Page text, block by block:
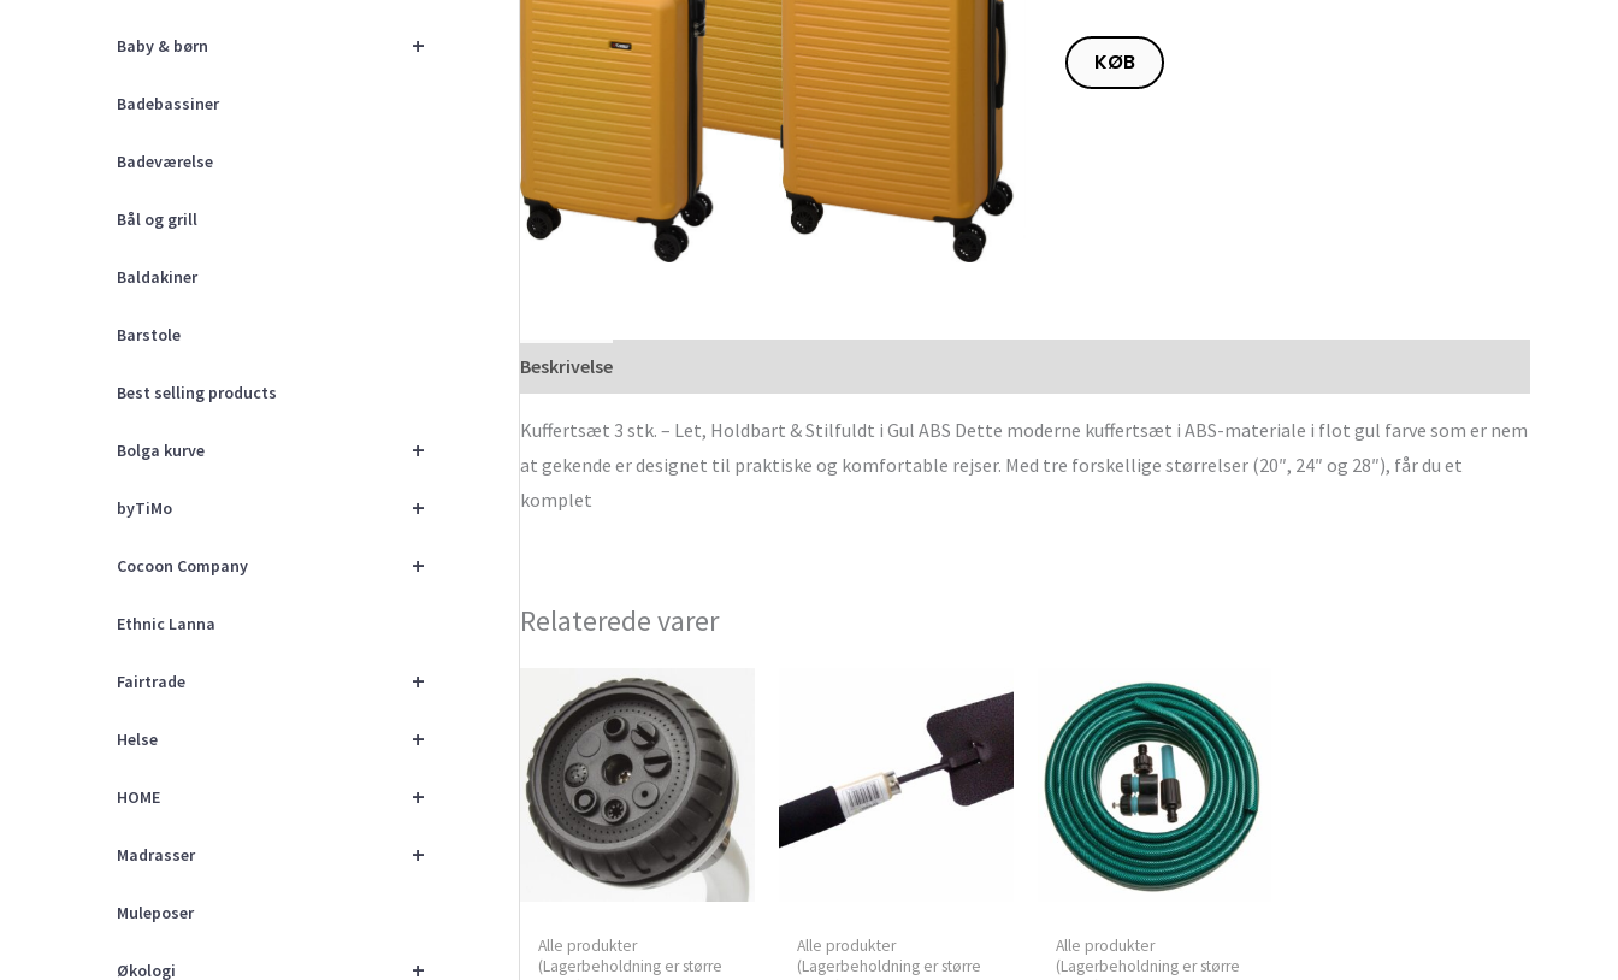
+
Baby & børn
Badebassiner
Badeværelse
Bål og grill
Baldakiner
Barstole
Best selling products
+
Bolga kurve
+
byTiMo
+
Cocoon Company
Ethnic Lanna
+
Fairtrade
+
Helse
+
HOME
+
Madrasser
Muleposer
+
Økologi
KØB
Beskrivelse
Kuffertsæt 3 stk. – Let, Holdbart & Stilfuldt i Gul ABS Dette moderne kuffertsæt i ABS-materiale i flot gul farve som er nem
at gekende er designet til praktiske og komfortable rejser. Med tre forskellige størrelser (20″, 24″ og 28″), får du et
komplet
Relaterede varer
Alle produkter
(Lagerbeholdning er større
Alle produkter
(Lagerbeholdning er større
Alle produkter
(Lagerbeholdning er større